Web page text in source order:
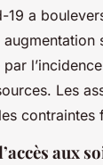
19 a
par
Les
contraintes
aux